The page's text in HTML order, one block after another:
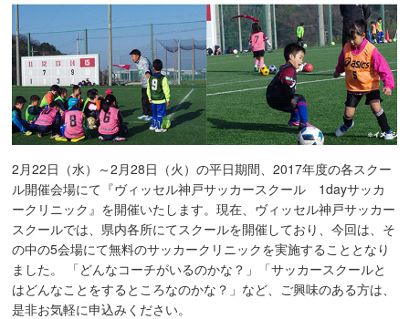
2月22日（水）～2月28日（火）の平日期間、2017年度の各スクー
ル開催会場にて『ヴィッセル神戸サッカースクール 1dayサッカ
ークリニック』を開催いたします。現在、ヴィッセル神戸サッカー
スクールでは、県内各所にてスクールを開催しており、今回は、そ
の中の5会場にて無料のサッカークリニックを実施することとなり
ました。 「どんなコーチがいるのかな？」「サッカースクールと
はどんなことをするところなのかな？」など、ご興味のある方は、
是非お気軽に申込みください。